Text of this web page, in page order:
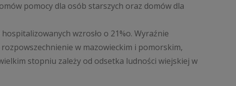
pomocy dla osób starszych oraz domów dla
wzrosło o 21%o. Wyraźnie
w mazowieckim i pomorskim,
stopniu zależy od odsetka ludności wiejskiej w